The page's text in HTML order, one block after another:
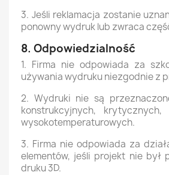
3. Jeśli reklamacja zostanie
ponowny wydruk lub zwraca
8. Odpowiedzialność
1. Firma nie odpowiada za
używania wydruku niezgodnie z
2. Wydruki nie są
konstrukcyjnych,
wysokotemperaturowych.
3. Firma nie odpowiada za
elementów, jeśli projekt nie był
druku 3D.